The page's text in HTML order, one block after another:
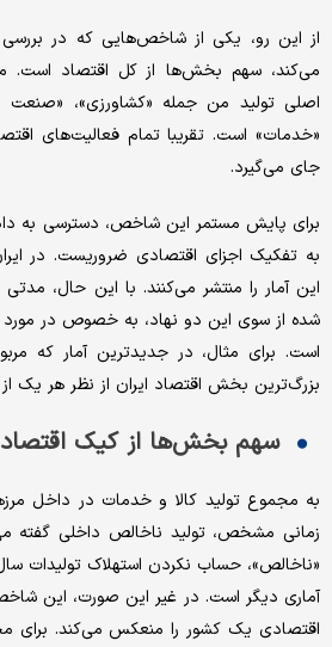
از این رو، یکی از شاخص‌هایی که در
می‌کند، سهم بخش‌ها از کل اقتصاد است.
اصلی تولید من جمله «کشاورزی»،
«خدمات» است. تقریبا تمام فعالیت‌های
جای می‌گیرد.
برای پایش مستمر این شاخص، دسترسی به
به تفکیک اجزای اقتصادی ضروریست. در
این آمار را منتشر می‌کنند. با این حال،
شده از سوی این دو نهاد، به خصوص در
بزرگ‌ترین بخش اقتصاد ایران از نظر هر یک
سهم بخش‌ها از کیک اقتصاد
به مجموع تولید کالا و خدمات در داخل
زمانی مشخص، تولید ناخالص داخلی گفته
«ناخالص»، حساب نکردن استهلاک تولیدات
آماری دیگر است. در غیر این صورت، این
اقتصادی یک کشور را منعکس می‌کند. برای